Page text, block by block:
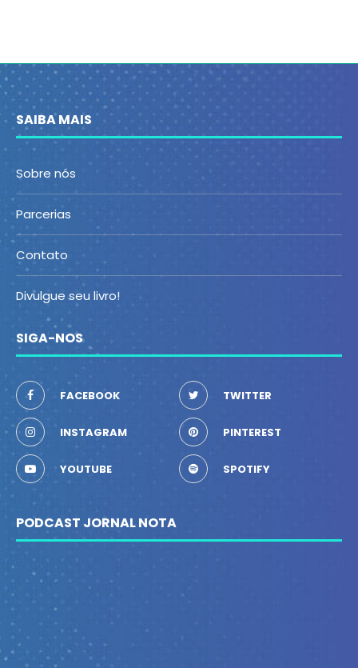
SAIBA MAIS
Sobre nós
Parcerias
Contato
Divulgue seu livro!
SIGA-NOS
FACEBOOK TWITTER
INSTAGRAM PINTEREST
YOUTUBE SPOTIFY
PODCAST JORNAL NOTA